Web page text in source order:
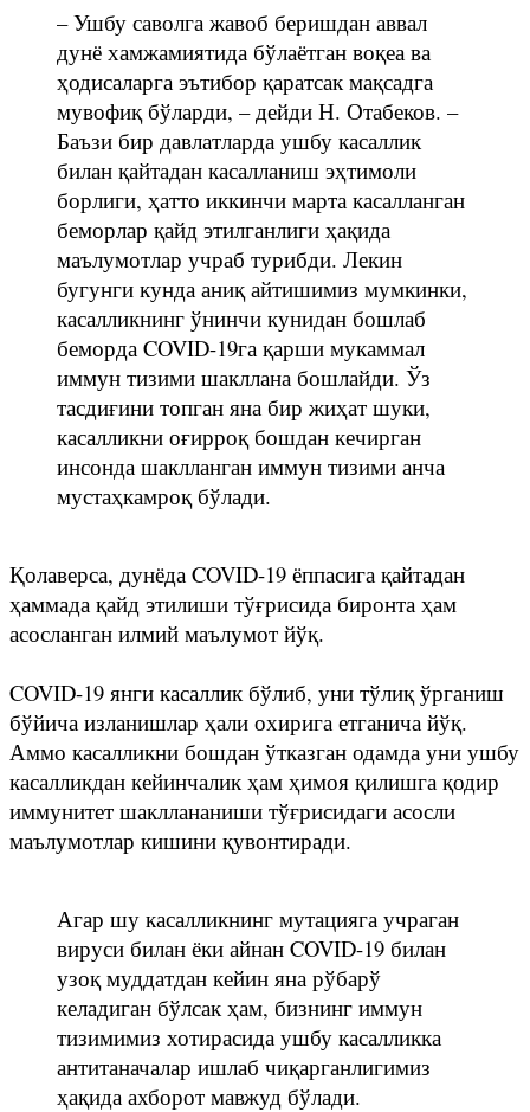
– Ушбу саволга жавоб беришдан аввал
дунё хамжамиятида бўлаётган воқеа ва
ҳодисаларга эътибор қаратсак мақсадга
мувофиқ бўларди, – дейди Н. Отабеков. –
Баъзи бир давлатларда ушбу касаллик
билан қайтадан касалланиш эҳтимоли
борлиги, ҳатто иккинчи марта касалланган
беморлар қайд этилганлиги ҳақида
маълумотлар учраб турибди. Лекин
бугунги кунда аниқ айтишимиз мумкинки,
касалликнинг ўнинчи кунидан бошлаб
беморда COVID-19га қарши мукаммал
иммун тизими шакллана бошлайди. Ўз
тасдиғини топган яна бир жиҳат шуки,
касалликни оғирроқ бошдан кечирган
инсонда шаклланган иммун тизими анча
мустаҳкамроқ бўлади.
Қолаверса, дунёда COVID-19 ёппасига қайтадан
ҳаммада қайд этилиши тўғрисида биронта ҳам
асосланган илмий маълумот йўқ.
COVID-19 янги касаллик бўлиб, уни тўлиқ ўрганиш
бўйича изланишлар ҳали охирига етганича йўқ.
Аммо касалликни бошдан ўтказган одамда уни ушбу
касалликдан кейинчалик ҳам ҳимоя қилишга қодир
иммунитет шакллананиши тўғрисидаги асосли
маълумотлар кишини қувонтиради.
Агар шу касалликнинг мутацияга учраган
вируси билан ёки айнан COVID-19 билан
узоқ муддатдан кейин яна рўбарў
келадиган бўлсак ҳам, бизнинг иммун
тизимимиз хотирасида ушбу касалликка
антитаначалар ишлаб чиқарганлигимиз
ҳақида ахборот мавжуд бўлади.